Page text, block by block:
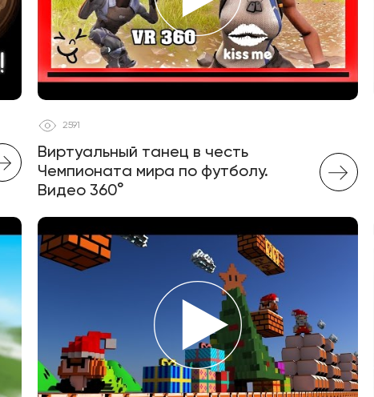
2591
Виртуальный танец в честь
Чемпионата мира по футболу.
Видео 360°